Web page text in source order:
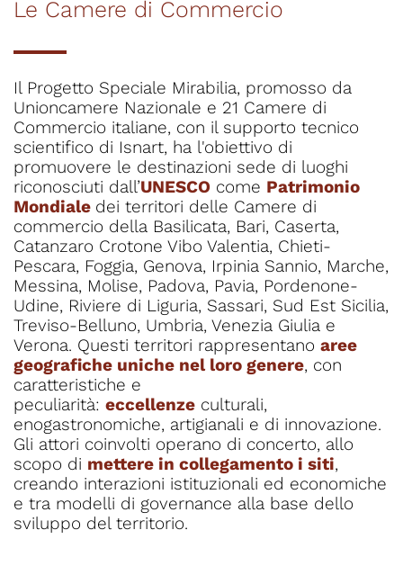
Le Camere di Commercio
Il Progetto Speciale Mirabilia, promosso da
Unioncamere Nazionale e 21 Camere di
Commercio italiane, con il supporto tecnico
scientifico di Isnart, ha l'obiettivo di
promuovere le destinazioni sede di luoghi
riconosciuti dall’UNESCO come Patrimonio
Mondiale dei territori delle Camere di
commercio della Basilicata, Bari, Caserta,
Catanzaro Crotone Vibo Valentia, Chieti-
Pescara, Foggia, Genova, Irpinia Sannio, Marche,
Messina, Molise, Padova, Pavia, Pordenone-
Udine, Riviere di Liguria, Sassari, Sud Est Sicilia,
Treviso-Belluno, Umbria, Venezia Giulia e
Verona. Questi territori rappresentano aree
geografiche uniche nel loro genere, con
caratteristiche e
peculiarità: eccellenze culturali,
enogastronomiche, artigianali e di innovazione.
Gli attori coinvolti operano di concerto, allo
scopo di mettere in collegamento i siti,
creando interazioni istituzionali ed economiche
e tra modelli di governance alla base dello
sviluppo del territorio.